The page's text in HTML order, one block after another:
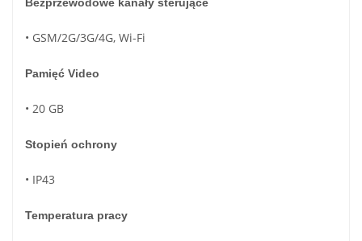
• GSM/2G/3G/4G, Wi-Fi
Pamięć Video
• 20 GB
Stopień ochrony
• IP43
Temperatura pracy